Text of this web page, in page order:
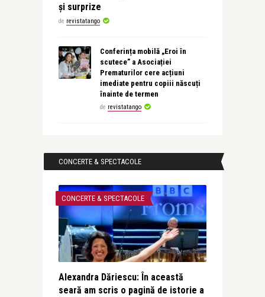
și surprize
de revistatango
Conferința mobilă „Eroi în
scutece” a Asociației
Prematurilor cere acțiuni
imediate pentru copiii născuți
înainte de termen
de revistatango
CONCERTE & SPECTACOLE
CONCERTE & SPECTACOLE
Alexandra Dăriescu: În această
seară am scris o pagină de istorie a